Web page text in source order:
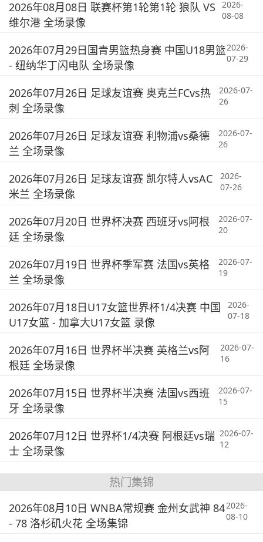
2026年08月08日 联赛杯第1轮第1轮 狼队 VS
维尔港 全场录像
2026-
08-08
2026年07月29日国青男篮热身赛 中国U18男篮
- 纽纳华丁闪电队 全场录像
2026-
07-29
2026年07月26日 足球友谊赛 奥克兰FCvs热
刺 全场录像
2026-07-
26
2026年07月26日 足球友谊赛 利物浦vs桑德
兰 全场录像
2026-07-
26
2026年07月26日 足球友谊赛 凯尔特人vsAC
米兰 全场录像
2026-
07-26
2026年07月20日 世界杯决赛 西班牙vs阿根
廷 全场录像
2026-07-
20
2026年07月19日 世界杯季军赛 法国vs英格
兰 全场录像
2026-07-
19
2026年07月18日U17女篮世界杯1/4决赛 中国
U17女篮 - 加拿大U17女篮 录像
2026-
07-18
2026年07月16日 世界杯半决赛 英格兰vs阿
根廷 全场录像
2026-07-
16
2026年07月15日 世界杯半决赛 法国vs西班
牙 全场录像
2026-07-
15
2026年07月12日 世界杯1/4决赛 阿根廷vs瑞
士 全场录像
2026-07-
12
热门集锦
2026年08月10日 WNBA常规赛 金州女武神 84
- 78 洛杉矶火花 全场集锦
2026-
08-10